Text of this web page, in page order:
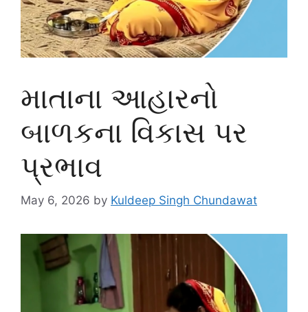
માતાના આહારનો
બાળકના વિકાસ પર
પ્રભાવ
May 6, 2026 by Kuldeep Singh Chundawat